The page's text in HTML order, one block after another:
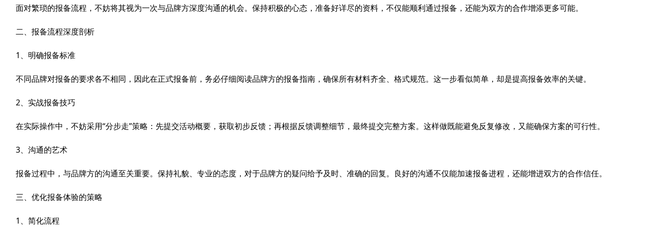
面对繁琐的报备流程，不妨将其视为一次与品牌方深度沟通的机会。保持积极的心态，准备好详尽的资料，不仅能顺利通过报备，还能为双方的合作增添更多可能。
二、报备流程深度剖析
1、明确报备标准
不同品牌对报备的要求各不相同，因此在正式报备前，务必仔细阅读品牌方的报备指南，确保所有材料齐全、格式规范。这一步看似简单，却是提高报备效率的关键。
2、实战报备技巧
在实际操作中，不妨采用“分步走”策略：先提交活动概要，获取初步反馈；再根据反馈调整细节，最终提交完整方案。这样做既能避免反复修改，又能确保方案的可行性。
3、沟通的艺术
报备过程中，与品牌方的沟通至关重要。保持礼貌、专业的态度，对于品牌方的疑问给予及时、准确的回复。良好的沟通不仅能加速报备进程，还能增进双方的合作信任。
三、优化报备体验的策略
1、简化流程